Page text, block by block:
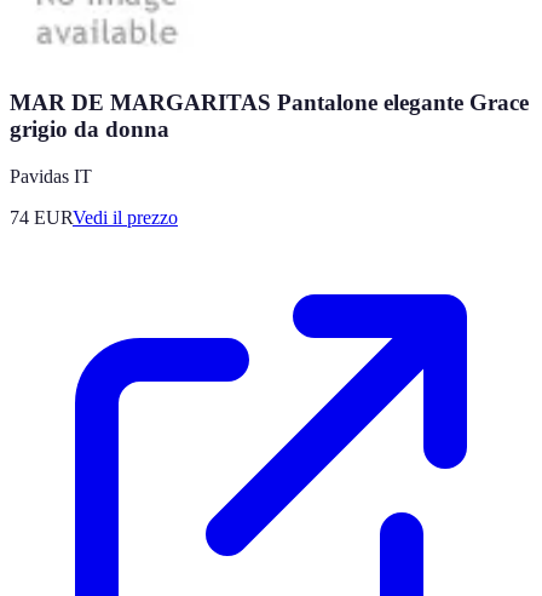
MAR DE MARGARITAS Pantalone elegante Grace
grigio da donna
Pavidas IT
74 EURVedi il prezzo